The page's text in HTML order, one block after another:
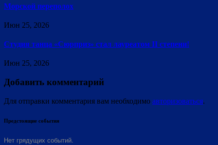
Морской переполох
Июн 25, 2026
Студия танца «Сюрприз» стал лауреатом II степени!
Июн 25, 2026
Добавить комментарий
Для отправки комментария вам необходимо авторизоваться.
Предстоящие события
Нет грядущих событий.